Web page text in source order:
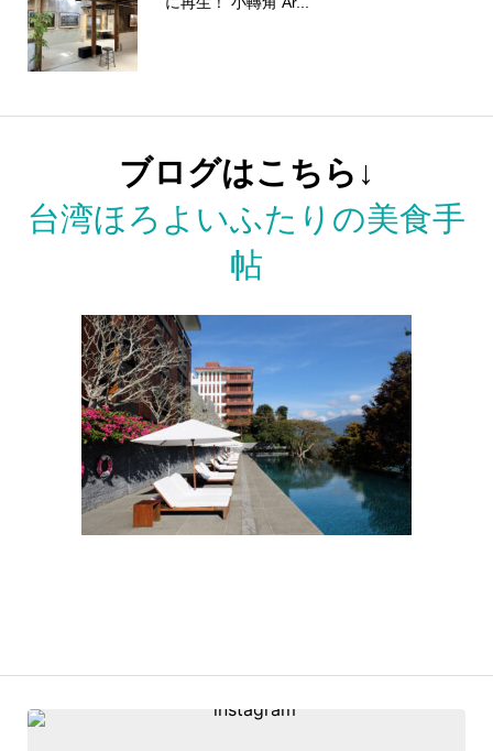
ブログはこちら↓
台湾ほろよいふたりの美食手
帖